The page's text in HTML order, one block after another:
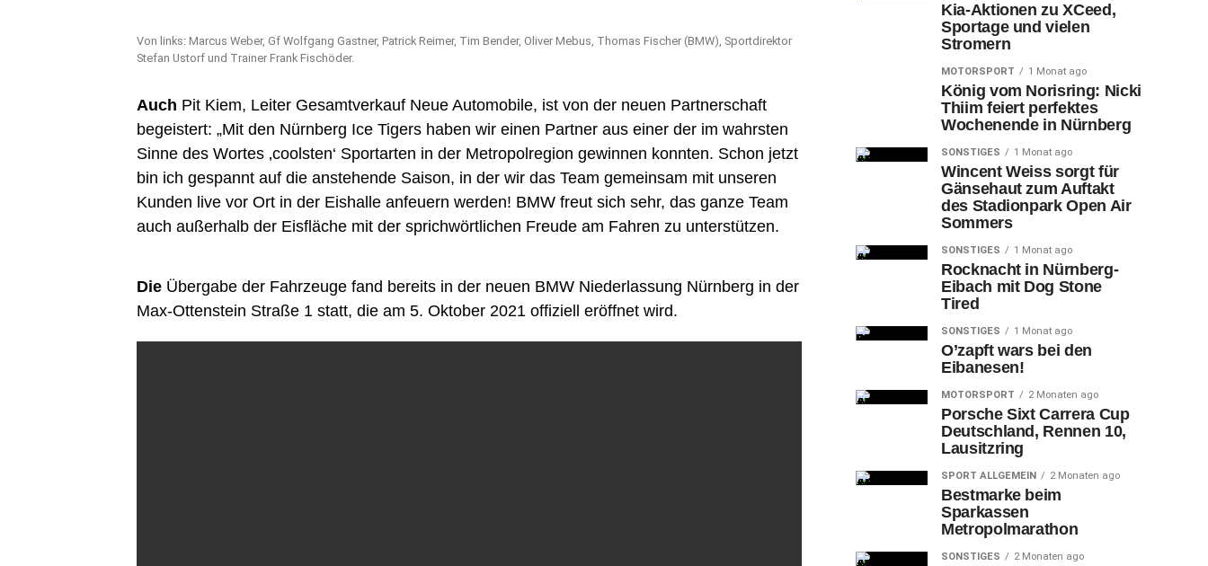
Von links: Marcus Weber, Gf Wolfgang Gastner, Patrick Reimer, Tim Bender, Oliver Mebus, Thomas Fischer (BMW), Sportdirektor
Stefan Ustorf und Trainer Frank Fischöder.
Auch Pit Kiem, Leiter Gesamtverkauf Neue Automobile, ist von der neuen Partnerschaft
begeistert: „Mit den Nürnberg Ice Tigers haben wir einen Partner aus einer der im wahrsten
Sinne des Wortes ‚coolsten‘ Sportarten in der Metropolregion gewinnen konnten. Schon jetzt
bin ich gespannt auf die anstehende Saison, in der wir das Team gemeinsam mit unseren
Kunden live vor Ort in der Eishalle anfeuern werden! BMW freut sich sehr, das ganze Team
auch außerhalb der Eisfläche mit der sprichwörtlichen Freude am Fahren zu unterstützen.
Die Übergabe der Fahrzeuge fand bereits in der neuen BMW Niederlassung Nürnberg in der
Max-Ottenstein Straße 1 statt, die am 5. Oktober 2021 offiziell eröffnet wird.
Kia-Aktionen zu XCeed,
Sportage und vielen
Stromern
MOTORSPORT 1 Monat ago
König vom Norisring: Nicki
Thiim feiert perfektes
Wochenende in Nürnberg
SONSTIGES 1 Monat ago
Wincent Weiss sorgt für
Gänsehaut zum Auftakt
des Stadionpark Open Air
Sommers
SONSTIGES 1 Monat ago
Rocknacht in Nürnberg-
Eibach mit Dog Stone
Tired
SONSTIGES 1 Monat ago
O’zapft wars bei den
Eibanesen!
MOTORSPORT 2 Monaten ago
Porsche Sixt Carrera Cup
Deutschland, Rennen 10,
Lausitzring
SPORT ALLGEMEIN 2 Monaten ago
Bestmarke beim
Sparkassen
Metropolmarathon
SONSTIGES 2 Monaten ago